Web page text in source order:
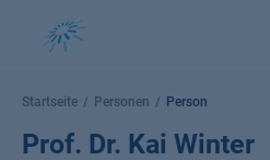
Startseite Personen Person
Prof. Dr. Kai Winter